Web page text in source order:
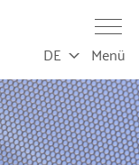
DE Menü